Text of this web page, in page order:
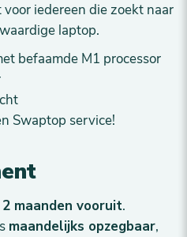
iedereen die zoekt naar
laptop.
befaamde M1 processor
Swaptop service!
maanden vooruit.
maandelijks opzegbaar,